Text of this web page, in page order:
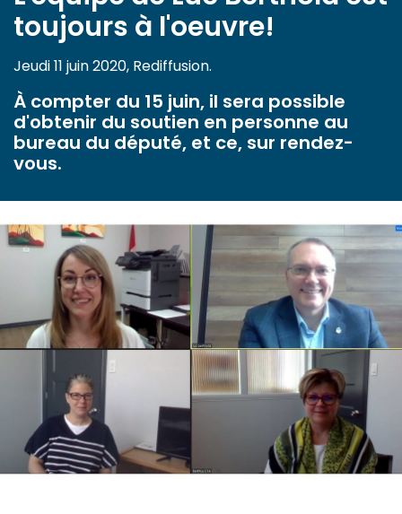
toujours à l'oeuvre!
Jeudi 11 juin 2020, Rediffusion.
À compter du 15 juin, il sera possible
d'obtenir du soutien en personne au
bureau du député, et ce, sur rendez-
vous.